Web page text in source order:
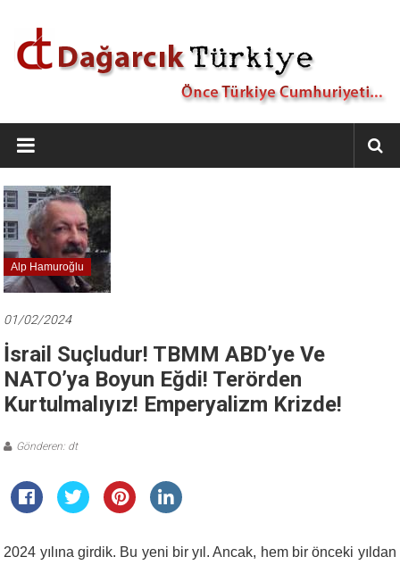
Dağarcık
Türkiye
Önce
Türkiye
Cumhuriyeti…
Alp Hamuroğlu
01/02/2024
İsrail Suçludur! TBMM ABD’ye Ve
NATO’ya Boyun Eğdi! Terörden
Kurtulmalıyız! Emperyalizm Krizde!
Gönderen: dt
2024 yılına girdik. Bu yeni bir yıl. Ancak, hem bir önceki yıldan